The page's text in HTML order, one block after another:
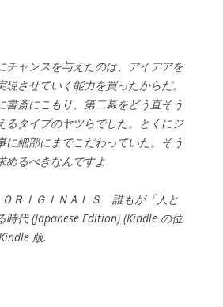
チャンスを与えたのは、アイデアを
現させていく能力を買ったからだ。
書斎にこもり、第二幕をどう直そう
るタイプのヤツらでした。とくにジ
に細部にまでこだわっていた。そう
めるべきなんですよ
ＯＲＩＧＩＮＡＬＳ 誰もが「人と
時代 (Japanese Edition) (Kindle の位
版.